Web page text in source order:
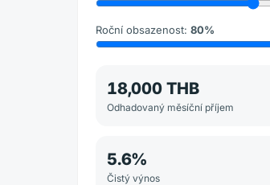
Roční obsazenost: 80%
18,000 THB
Odhadovaný měsíční příjem
5.6%
Čistý výnos